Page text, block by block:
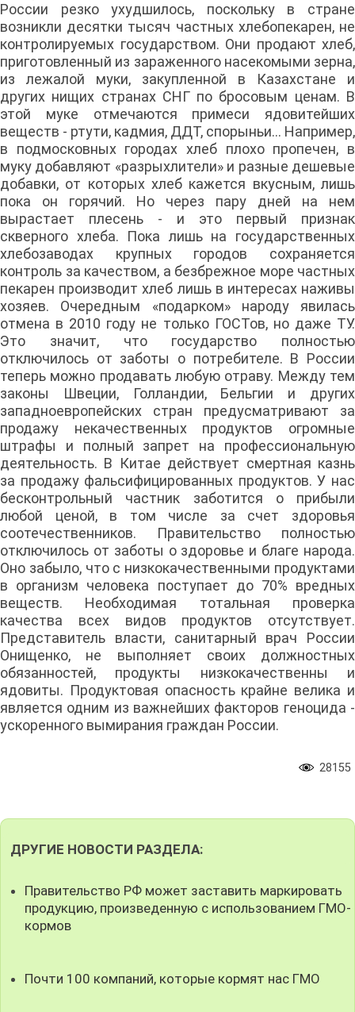
России резко ухудшилось, поскольку в стране
возникли десятки тысяч частных хлебопекарен, не
контролируемых государством. Они продают хлеб,
приготовленный из зараженного насекомыми зерна,
из лежалой муки, закупленной в Казахстане и
других нищих странах СНГ по бросовым ценам. В
этой муке отмечаются примеси ядовитейших
веществ - ртути, кадмия, ДДТ, спорыньи... Например,
в подмосковных городах хлеб плохо пропечен, в
муку добавляют «разрыхлители» и разные дешевые
добавки, от которых хлеб кажется вкусным, лишь
пока он горячий. Но через пару дней на нем
вырастает плесень - и это первый признак
скверного хлеба. Пока лишь на государственных
хлебозаводах крупных городов сохраняется
контроль за качеством, а безбрежное море частных
пекарен производит хлеб лишь в интересах наживы
хозяев. Очередным «подарком» народу явилась
отмена в 2010 году не только ГОСТов, но даже ТУ.
Это значит, что государство полностью
отключилось от заботы о потребителе. В России
теперь можно продавать любую отраву. Между тем
законы Швеции, Голландии, Бельгии и других
западноевропейских стран предусматривают за
продажу некачественных продуктов огромные
штрафы и полный запрет на профессиональную
деятельность. В Китае действует смертная казнь
за продажу фальсифицированных продуктов. У нас
бесконтрольный частник заботится о прибыли
любой ценой, в том числе за счет здоровья
соотечественников. Правительство полностью
отключилось от заботы о здоровье и благе народа.
Оно забыло, что с низкокачественными продуктами
в организм человека поступает до 70% вредных
веществ. Необходимая тотальная проверка
качества всех видов продуктов отсутствует.
Представитель власти, санитарный врач России
Онищенко, не выполняет своих должностных
обязанностей, продукты низкокачественны и
ядовиты. Продуктовая опасность крайне велика и
является одним из важнейших факторов геноцида -
ускоренного вымирания граждан России.
28155
ДРУГИЕ НОВОСТИ РАЗДЕЛА:
Правительство РФ может заставить маркировать
продукцию, произведенную с использованием ГМО-
кормов
Почти 100 компаний, которые кормят нас ГМО